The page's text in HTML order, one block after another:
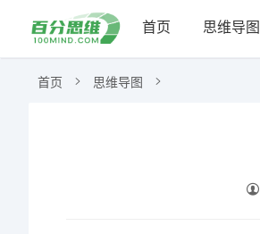
首页 思维导图
首页 思维导图